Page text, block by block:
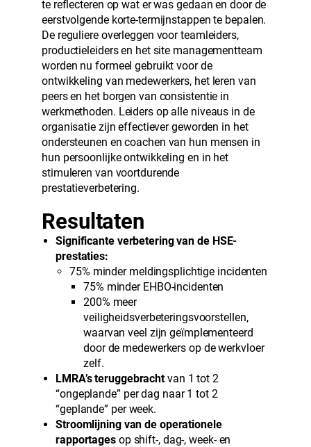
te reflecteren op wat er was gedaan en door de
eerstvolgende korte-termijnstappen te bepalen.
De reguliere overleggen voor teamleiders,
productieleiders en het site managementteam
worden nu formeel gebruikt voor de
ontwikkeling van medewerkers, het leren van
peers en het borgen van consistentie in
werkmethoden. Leiders op alle niveaus in de
organisatie zijn effectiever geworden in het
ondersteunen en coachen van hun mensen in
hun persoonlijke ontwikkeling en in het
stimuleren van voortdurende
prestatieverbetering.
Resultaten
Significante verbetering van de HSE-
prestaties:
75% minder meldingsplichtige incidenten
75% minder EHBO-incidenten
200% meer
veiligheidsverbeteringsvoorstellen,
waarvan veel zijn geïmplementeerd
door de medewerkers op de werkvloer
zelf.
LMRA’s teruggebrachtvan 1 tot 2
“ongeplande” per dag naar 1 tot 2
“geplande” per week.
Stroomlijning van de operationele
rapportagesop shift-, dag-, week- en